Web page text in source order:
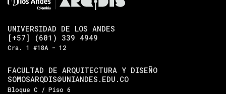
UNIVERSIDAD DE LOS ANDES
[+57] (601) 339 4949
Cra. 1 #18A - 12
FACULTAD DE ARQUITECTURA Y DISEÑO
SOMOSARQDIS@UNIANDES.EDU.CO
Bloque C / Piso 6